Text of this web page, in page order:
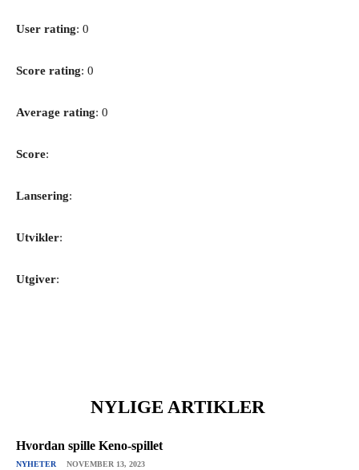
User rating: 0
Score rating: 0
Average rating: 0
Score:
Lansering:
Utvikler:
Utgiver:
NYLIGE ARTIKLER
Hvordan spille Keno-spillet
NYHETER NOVEMBER 13, 2023